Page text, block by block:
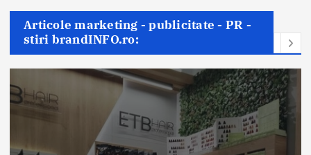
Articole marketing - publicitate - PR -
stiri brandINFO.ro: